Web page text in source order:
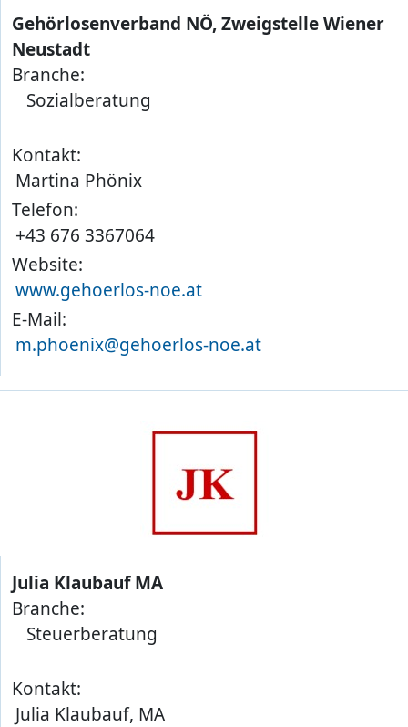
Gehörlosenverband NÖ, Zweigstelle Wiener
Neustadt
Branche:
Sozialberatung
Kontakt:
Martina Phönix
Telefon:
+43 676 3367064
Website:
www.gehoerlos-noe.at
E-Mail:
m.phoenix@gehoerlos-noe.at
Julia Klaubauf MA
Branche:
Steuerberatung
Kontakt:
Julia Klaubauf, MA